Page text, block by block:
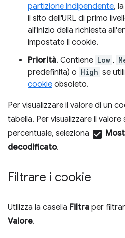
partizione indipendente,
il sito dell'URL di primo
all'inizio della richiesta
impostato il cookie.
Priorità. Contiene Low ,
predefinita) o High se
cookie obsoleto.
Per visualizzare il valore di un
tabella. Per visualizzare il valore
percentuale, seleziona check_box
decodificato.
Filtrare i cookie
Utilizza la casella Filtra per
Valore.